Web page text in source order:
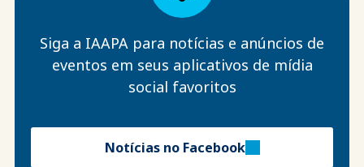
Siga a IAAPA para notícias e anúncios de
eventos em seus aplicativos de mídia
social favoritos
Notícias no Facebook